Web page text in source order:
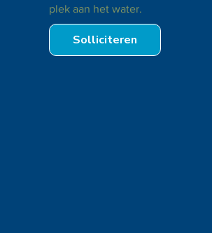
plek aan het water.
Solliciteren